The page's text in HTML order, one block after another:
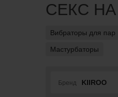
СЕКС
Вибраторы для пар
Мастурбаторы
Бренд KIIROO